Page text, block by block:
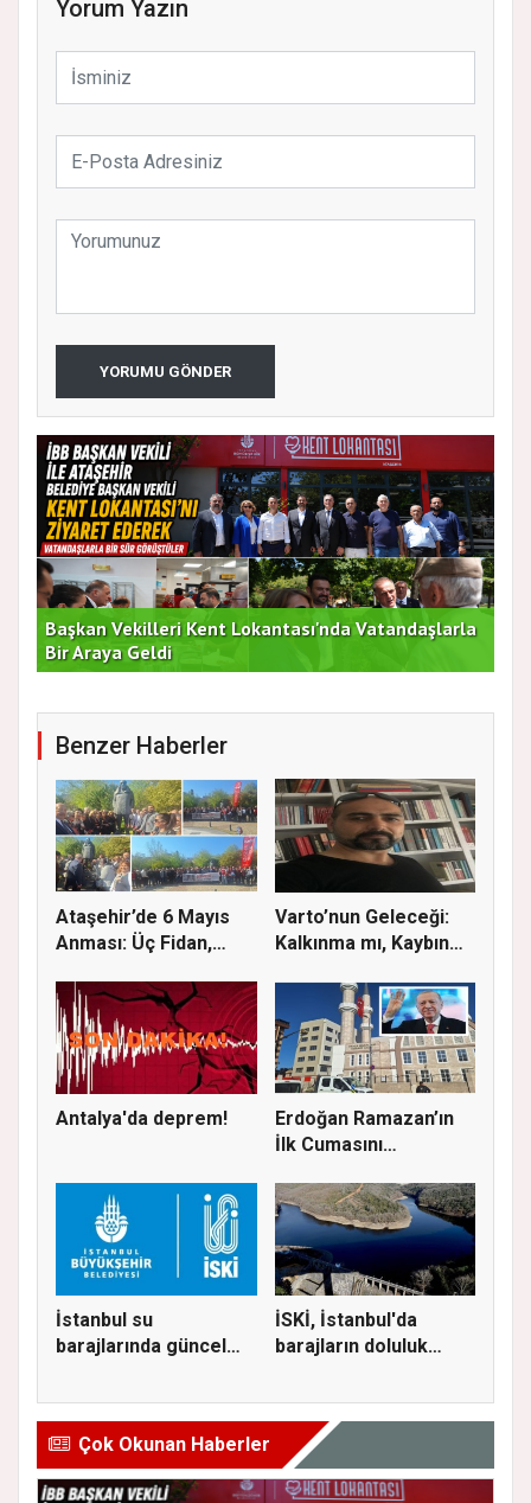
Yorum Yazın
YORUMU GÖNDER
Başkan Vekilleri Kent Lokantası'nda Vatandaşlarla
Bir Araya Geldi
Benzer Haberler
Ataşehir’de 6 Mayıs
Anması: Üç Fidan,
Varto’nun Geleceği:
Kalkınma mı, Kaybın
Antalya'da deprem!
Erdoğan Ramazan’ın
İlk Cumasını
İstanbul su
barajlarında güncel
İSKİ, İstanbul'da
barajların doluluk
Çok Okunan Haberler